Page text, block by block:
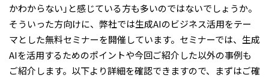
かわからない」と感じている方も多いのではないでしょうか。
そういった方向けに、弊社では生成AIのビジネス活用をテー
マとした無料セミナーを開催しています。セミナーでは、生成
AIを活用するためのポイントや今回ご紹介した以外の事例も
ご紹介します。以下より詳細を確認できますので、まずはご確